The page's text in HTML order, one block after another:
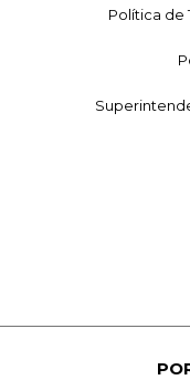
Política de